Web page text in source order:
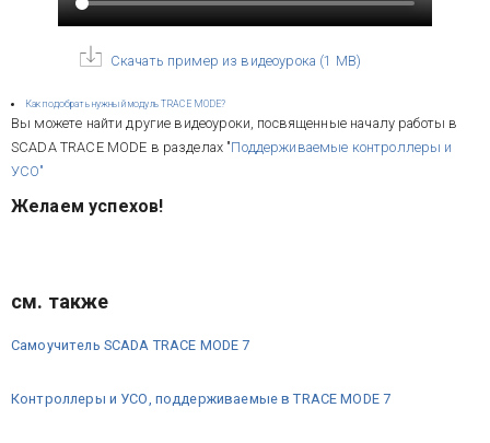
Скачать пример из видеоурока (1 MB)
Как подобрать нужный модуль TRACE MODE?
Вы можете найти другие видеоуроки, посвященные началу работы в
SCADA TRACE MODE в разделах "Поддерживаемые контроллеры и
УСО"
Желаем успехов!
см. также
Самоучитель SCADA TRACE MODE 7
Контроллеры и УСО, поддерживаемые в TRACE MODE 7